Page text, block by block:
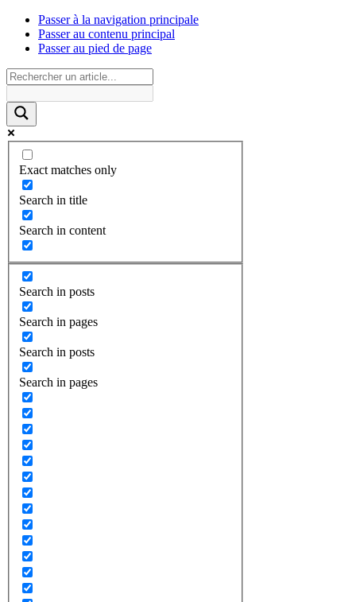
Passer à la navigation principale
Passer au contenu principal
Passer au pied de page
Exact matches only
Search in title
Search in content
Search in posts
Search in pages
Search in posts
Search in pages